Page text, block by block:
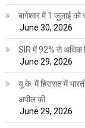
बागेश्वर में 1 जुलाई
June 30, 2026
SIR में 92% से अधिक
June 29, 2026
यू.के. में हिरासत में
अपील की
June 29, 2026